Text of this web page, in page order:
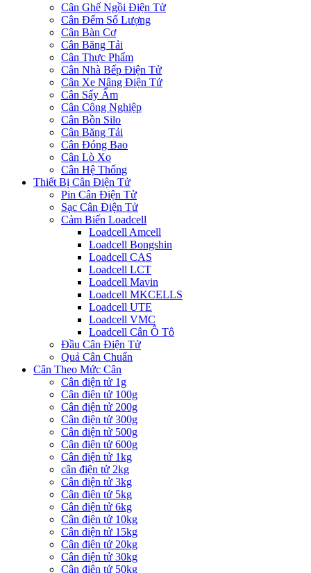
Cân Ghế Ngồi Điện Tử
Cân Đếm Số Lượng
Cân Bàn Cơ
Cân Băng Tải
Cân Thực Phẩm
Cân Nhà Bếp Điện Tử
Cân Xe Nâng Điện Tử
Cân Sấy Ẩm
Cân Công Nghiệp
Cân Bồn Silo
Cân Băng Tải
Cân Đóng Bao
Cân Lò Xo
Cân Hệ Thống
Thiết Bị Cân Điện Tử
Pin Cân Điện Tử
Sạc Cân Điện Tử
Cảm Biến Loadcell
Loadcell Amcell
Loadcell Bongshin
Loadcell CAS
Loadcell LCT
Loadcell Mavin
Loadcell MKCELLS
Loadcell UTE
Loadcell VMC
Loadcell Cân Ô Tô
Đầu Cân Điện Tử
Quả Cân Chuẩn
Cân Theo Mức Cân
Cân điện tử 1g
Cân điện tử 100g
Cân điện tử 200g
Cân điện tử 300g
Cân điện tử 500g
Cân điện tử 600g
Cân điện tử 1kg
cân điện tử 2kg
Cân điện tử 3kg
Cân điện tử 5kg
Cân điện tử 6kg
Cân điện tử 10kg
Cân điện tử 15kg
Cân điện tử 20kg
Cân điện tử 30kg
Cân điện tử 50kg